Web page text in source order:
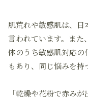
肌荒れや敏感肌は、 日
言われています。また
体のうち敏感肌対応の
もあり、同じ悩みを持
「乾燥や花粉で赤み